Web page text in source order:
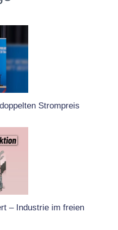
Strompreis
– Industrie im freien